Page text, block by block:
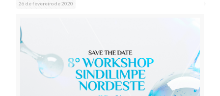
26 de fevereiro de 2020